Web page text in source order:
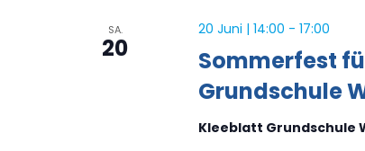
SA.
20
Sommerfest
Grundschule
20 Juni | 14:00 - 17:00
Kleeblatt Grundschule